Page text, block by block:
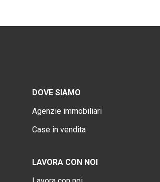
DOVE SIAMO
Agenzie immobiliari
Case in vendita
LAVORA CON NOI